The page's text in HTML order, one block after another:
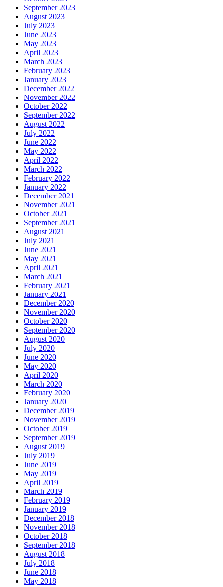
September 2023
August 2023
July 2023
June 2023
May 2023
April 2023
March 2023
February 2023
January 2023
December 2022
November 2022
October 2022
September 2022
August 2022
July 2022
June 2022
May 2022
April 2022
March 2022
February 2022
January 2022
December 2021
November 2021
October 2021
September 2021
August 2021
July 2021
June 2021
May 2021
April 2021
March 2021
February 2021
January 2021
December 2020
November 2020
October 2020
September 2020
August 2020
July 2020
June 2020
May 2020
April 2020
March 2020
February 2020
January 2020
December 2019
November 2019
October 2019
September 2019
August 2019
July 2019
June 2019
May 2019
April 2019
March 2019
February 2019
January 2019
December 2018
November 2018
October 2018
September 2018
August 2018
July 2018
June 2018
May 2018